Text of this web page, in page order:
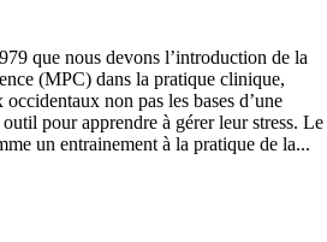
que nous devons l’introduction de la
(MPC) dans la pratique clinique,
non pas les bases d’une
pour apprendre à gérer leur stress. Le
un entrainement à la pratique de la...